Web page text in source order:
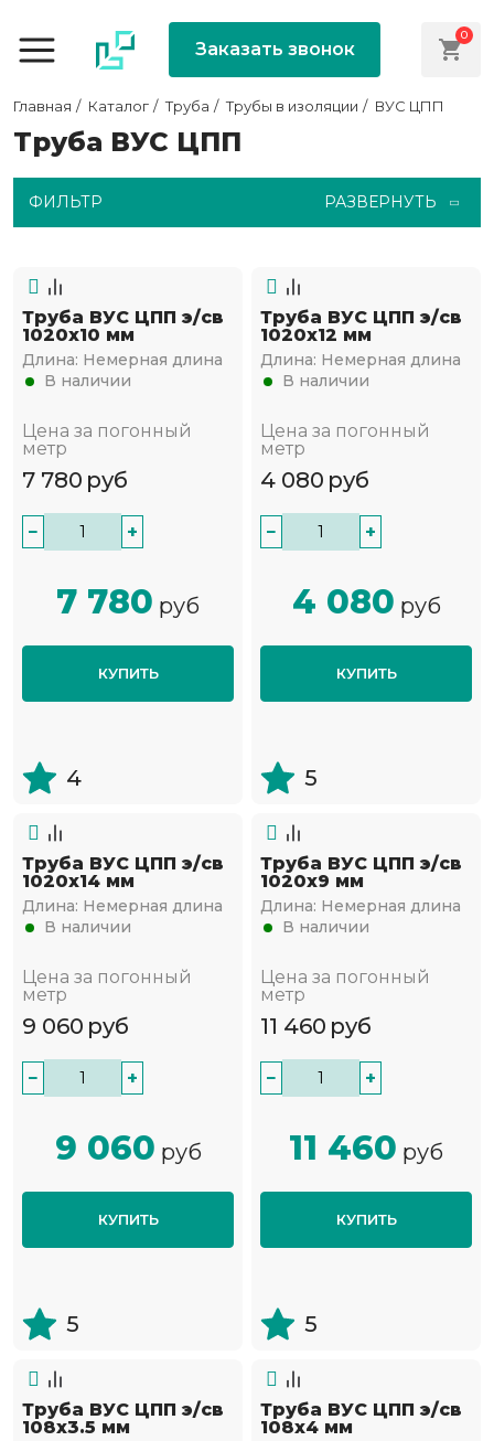
Заказать звонок
0
Главная Каталог Труба Трубы в изоляции ВУС ЦПП
Труба ВУС ЦПП
ФИЛЬТР РАЗВЕРНУТЬ
Труба ВУС ЦПП э/св
1020х10 мм
Длина: Немерная длина
В наличии
Цена за погонный
метр
7 780 руб
− +
7 780 руб
КУПИТЬ
4
Труба ВУС ЦПП э/св
1020х12 мм
Длина: Немерная длина
В наличии
Цена за погонный
метр
4 080 руб
− +
4 080 руб
КУПИТЬ
5
Труба ВУС ЦПП э/св
1020х14 мм
Длина: Немерная длина
В наличии
Цена за погонный
метр
9 060 руб
− +
9 060 руб
КУПИТЬ
5
Труба ВУС ЦПП э/св
1020х9 мм
Длина: Немерная длина
В наличии
Цена за погонный
метр
11 460 руб
− +
11 460 руб
КУПИТЬ
5
Труба ВУС ЦПП э/св
108х3.5 мм
Труба ВУС ЦПП э/св
108х4 мм